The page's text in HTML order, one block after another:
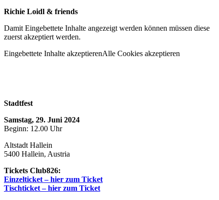
Richie Loidl & friends
Damit Eingebettete Inhalte angezeigt werden können müssen diese
zuerst akzeptiert werden.
Eingebettete Inhalte akzeptierenAlle Cookies akzeptieren
Stadtfest
Samstag, 29. Juni 2024
Beginn: 12.00 Uhr
Altstadt Hallein
5400 Hallein, Austria
Tickets Club826:
Einzelticket – hier zum Ticket
Tischticket – hier zum Ticket